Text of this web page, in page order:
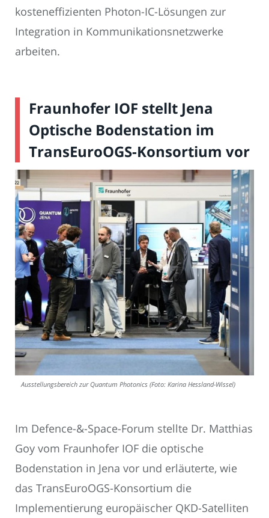
kosteneffizienten Photon-IC-Lösungen zur
Integration in Kommunikationsnetzwerke
arbeiten.
Fraunhofer IOF stellt Jena
Optische Bodenstation im
TransEuroOGS-Konsortium vor
Ausstellungsbereich zur Quantum Photonics (Foto: Karina Hessland-Wissel)
Im Defence-&-Space-Forum stellte Dr. Matthias
Goy vom Fraunhofer IOF die optische
Bodenstation in Jena vor und erläuterte, wie
das TransEuroOGS-Konsortium die
Implementierung europäischer QKD-Satelliten